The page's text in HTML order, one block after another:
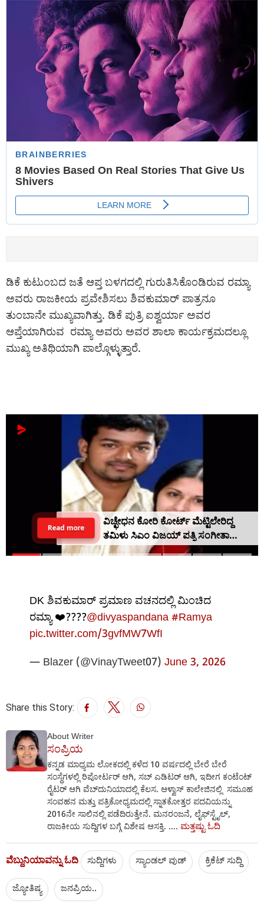
ಡಿಕೆ ಕುಟುಂಬದ ಜತೆ ಆಪ್ತ ಬಳಗದಲ್ಲಿ ಗುರುತಿಸಿಕೊಂಡಿರುವ ರಮ್ಯಾ
ಅವರು ರಾಜಕೀಯ ಪ್ರವೇಶಿಸಲು ಶಿವಕುಮಾರ್ ಪಾತ್ರನೂ
ತುಂಬಾನೇ ಮುಖ್ಯವಾಗಿತ್ತು. ಡಿಕೆ ಪುತ್ರಿ ಐಶ್ವರ್ಯಾ ಅವರ
ಆಪ್ತೆಯಾಗಿರುವ ರಮ್ಯಾ ಅವರು ಅವರ ಶಾಲಾ ಕಾರ್ಯಕ್ರಮದಲ್ಲೂ
ಮುಖ್ಯ ಅತಿಥಿಯಾಗಿ ಪಾಲ್ಗೊಳ್ಳುತ್ತಾರೆ.
ರೈಲು ಅಪಘಾತ ಸಂಖ್ಯೆಯಲ್ಲಿ ಭಾರೀ ಇಳಿಕೆ,
ಇದಕ್ಕೆ ಕೇಂದ್ರ ಕೈಗೊಂಡ ಸುಧಾರಣಾ ಕ್ರಮವೇ
ಕಾರಣ
Read more
DK ಶಿವಕುಮಾರ್ ಪ್ರಮಾಣ ವಚನದಲ್ಲಿ ಮಿಂಚಿದ
ರಮ್ಯಾ ❤️????@divyaspandana #Ramya
pic.twitter.com/3gvfMW7WfI
— Blazer (@VinayTweet07) June 3, 2026
Share this Story:
About Writer
ಸಂಪ್ರಿಯ
ಕನ್ನಡ ಮಾಧ್ಯಮ ಲೋಕದಲ್ಲಿ ಕಳೆದ 10 ವರ್ಷದಲ್ಲಿ ಬೇರೆ ಬೇರೆ
ಸಂಸ್ಥೆಗಳಲ್ಲಿ ರಿಪೋರ್ಟರ್‌ ಆಗಿ, ಸಬ್‌ ಎಡಿಟರ್‌ ಆಗಿ, ಇದೀಗ ಕಂಟೆಂಟ್
ರೈಟರ್‌ ಆಗಿ ವೆಬ್‌ದುನಿಯಾದಲ್ಲಿ ಕೆಲಸ. ಆಳ್ವಾಸ್ ಕಾಲೇಜಿನಲ್ಲಿ ಸಮೂಹ
ಸಂವಹನ ಮತ್ತು ಪತ್ರಿಕೋಧ್ಯಮದಲ್ಲಿ ಸ್ನಾತಕೋತ್ತರ ಪದವಿಯನ್ನು
2016ನೇ ಸಾಲಿನಲ್ಲಿ ಪಡೆದಿರುತ್ತೇನೆ. ಮನರಂಜನೆ, ಲೈಫ್‌ಸ್ಟೈಲ್‌,
ರಾಜಕೀಯ ಸುದ್ದಿಗಳ ಬಗ್ಗೆ ವಿಶೇಷ ಆಸಕ್ತಿ. .... ಮತ್ತಷ್ಟು ಓದಿ
ವೆಬ್ದುನಿಯಾವನ್ನು ಓದಿ ಸುದ್ದಿಗಳು ಸ್ಯಾಂಡಲ್ ವುಡ್ ಕ್ರಿಕೆಟ್‌ ಸುದ್ದಿ
ಜ್ಯೋತಿಷ್ಯ ಜನಪ್ರಿಯ..